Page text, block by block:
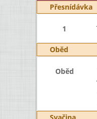
Přesnídávka
1
Oběd
Oběd